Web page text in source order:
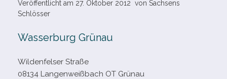
Veröffentlicht am 27. Oktober 2012 von Sachsens
Schlösser
Wasserburg Grünau
Wildenfelser Straße
08134 Langenweißbach OT Grünau